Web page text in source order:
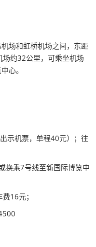
场和虹桥机场之间，东距
约32公里，可乘坐机场
心。
示机票，单程40元）；往
换乘7号线至新国际博览中
16元；